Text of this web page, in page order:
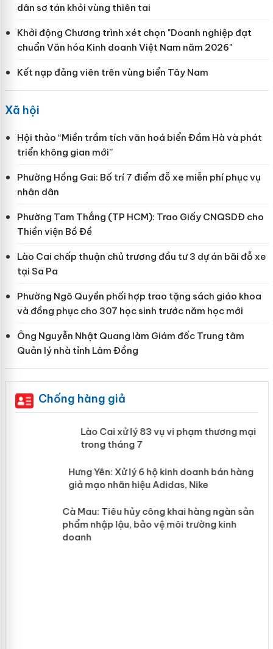
dân sơ tán khỏi vùng thiên tai
Khởi động Chương trình xét chọn "Doanh nghiệp đạt
chuẩn Văn hóa Kinh doanh Việt Nam năm 2026"
Kết nạp đảng viên trên vùng biển Tây Nam
Xã hội
Hội thảo “Miền trầm tích văn hoá biển Đầm Hà và phát
triển không gian mới”
Phường Hồng Gai: Bố trí 7 điểm đỗ xe miễn phí phục vụ
nhân dân
Phường Tam Thắng (TP HCM): Trao Giấy CNQSDĐ cho
Thiền viện Bồ Đề
Lào Cai chấp thuận chủ trương đầu tư 3 dự án bãi đỗ xe
tại Sa Pa
Phường Ngô Quyền phối hợp trao tặng sách giáo khoa
và đồng phục cho 307 học sinh trước năm học mới
Ông Nguyễn Nhật Quang làm Giám đốc Trung tâm
Quản lý nhà tỉnh Lâm Đồng
Chống hàng giả
Lào Cai xử lý 83 vụ vi phạm thương
mại trong tháng 7
Hưng Yên: Xử lý 6 hộ kinh doanh bán
hàng giả mạo nhãn hiệu Adidas, Nike